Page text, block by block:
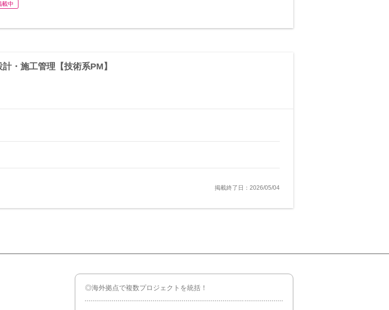
載中
・施工管理【技術系PM】
掲載終了日：2026/05/04
◎海外拠点で複数プロジェクトを統括！